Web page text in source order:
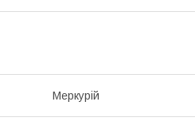
Меркурій